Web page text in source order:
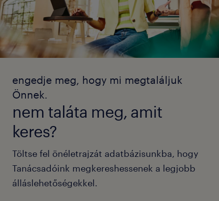
engedje meg, hogy mi megtaláljuk
Önnek.
nem taláta meg, amit
keres?
Töltse fel önéletrajzát adatbázisunkba, hogy
Tanácsadóink megkereshessenek a legjobb
álláslehetőségekkel.